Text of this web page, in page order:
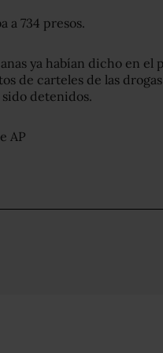
a 734 presos.
ya habían dicho en el
de carteles de las
detenidos.
AP